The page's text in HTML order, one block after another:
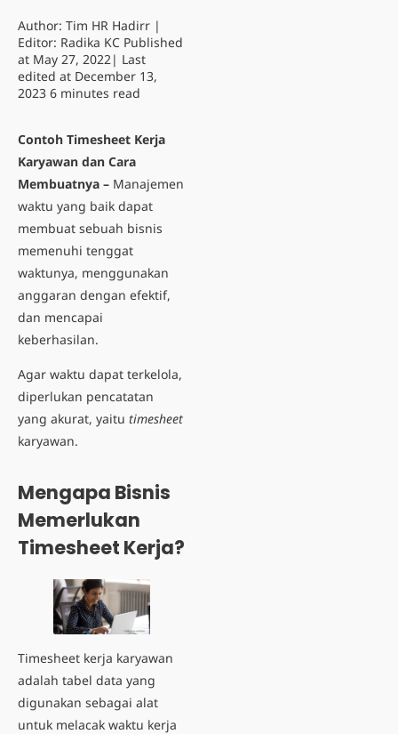
Author: Tim HR Hadirr |
Editor: Radika KC Published
at May 27, 2022| Last
edited at December 13,
2023 6 minutes read
Contoh Timesheet Kerja
Karyawan dan Cara
Membuatnya – Manajemen
waktu yang baik dapat
membuat sebuah bisnis
memenuhi tenggat
waktunya, menggunakan
anggaran dengan efektif,
dan mencapai
keberhasilan.
Agar waktu dapat terkelola,
diperlukan pencatatan
yang akurat, yaitu timesheet
karyawan.
Mengapa Bisnis
Memerlukan
Timesheet Kerja?
Timesheet kerja karyawan
adalah tabel data yang
digunakan sebagai alat
untuk melacak waktu kerja